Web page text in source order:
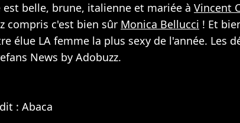
est belle, brune, italienne et mariée à Vincent
compris c'est bien sûr Monica Bellucci ! Et
élue LA femme la plus sexy de l'année. Les
News by Adobuzz.
: Abaca